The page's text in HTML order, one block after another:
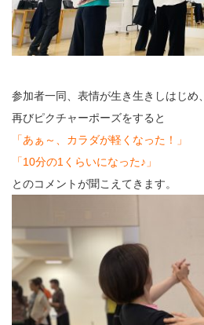
参加者一同、表情が生き生きしはじめ、
再びピクチャーポーズをすると
「あぁ～、カラダが軽くなった！」
「10分の1くらいになった♪」
とのコメントが聞こえてきます。